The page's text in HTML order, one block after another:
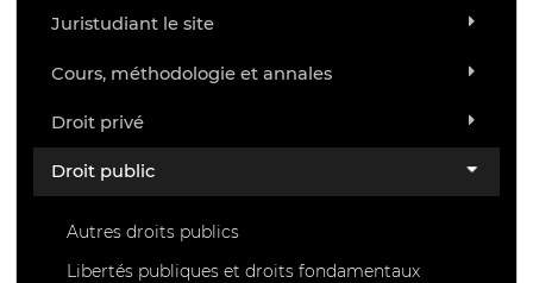
Juristudiant le site
Cours, méthodologie et annales
Droit privé
Droit public
Autres droits publics
Libertés publiques et droits fondamentaux